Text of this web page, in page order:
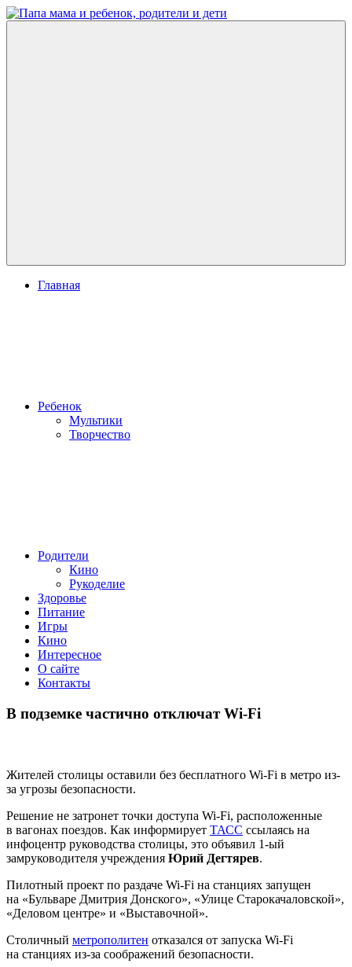
Перейти
к
Главная
Ребенок
Мультики
Творчество
Родители
Кино
Рукоделие
Здоровье
Питание
Игры
Кино
Интересное
О сайте
Контакты
В подземке частично отключат Wi-Fi
Жителей столицы оставили без бесплатного Wi-Fi в метро из-
за угрозы безопасности.
Решение не затронет точки доступа Wi-Fi, расположенные
в вагонах поездов. Как информирует ТАСС ссылаясь на
инфоцентр руководства столицы, это объявил 1-ый
замруководителя учреждения Юрий Дегтярев.
Пилотный проект по раздаче Wi-Fi на станциях запущен
на «Бульваре Дмитрия Донского», «Улице Старокачаловской»,
«Деловом центре» и «Выставочной».
Столичный метрополитен отказался от запуска Wi-Fi
на станциях из-за соображений безопасности.